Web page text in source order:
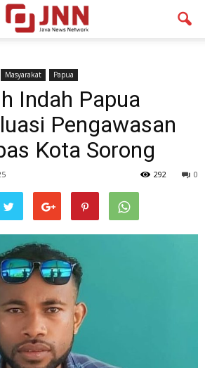
Masyarakat Papua
Indah Papua
Pengawasan
Kota Sorong
0
292